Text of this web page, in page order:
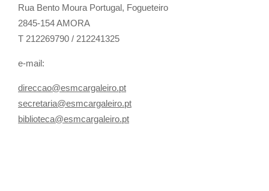
Rua Bento Moura Portugal, Fogueteiro
2845-154 AMORA
T 212269790 / 212241325
e-mail:
direccao@esmcargaleiro.pt
secretaria@esmcargaleiro.pt
biblioteca@esmcargaleiro.pt